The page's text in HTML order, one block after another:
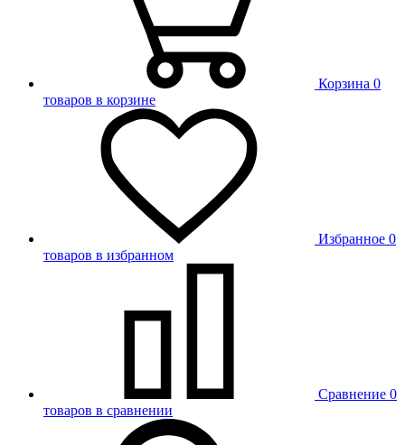
Корзина 0
товаров в корзине
Избранное 0
товаров в избранном
Сравнение 0
товаров в сравнении